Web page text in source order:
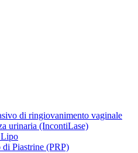
di ringiovanimento vaginale
urinaria (IncontiLase)
Lipo
di Piastrine (PRP)